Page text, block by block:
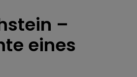
–
eines